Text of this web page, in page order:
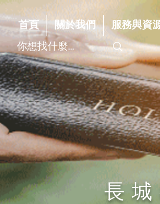
首頁 關於我們 服務與資
長